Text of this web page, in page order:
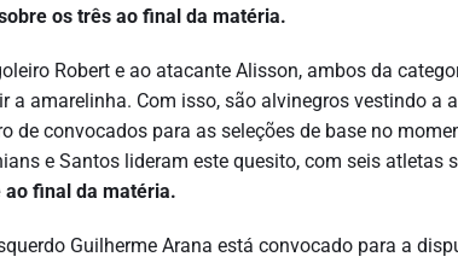
os três ao final da matéria.
Robert e ao atacante Alisson, ambos da
a amarelinha. Com isso, são alvinegros vestindo a
de convocados para as seleções de base no
e Santos lideram este quesito, com seis atletas
ao final da matéria.
Guilherme Arana está convocado para a